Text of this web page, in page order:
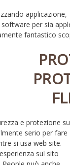
applicazione,
per sia
fantastico
ovunque
funzionalità sul
e protezione su
serio per fare
si usa web site.
sul sito
di persone sul sito
person segnalato is
lui / lei ha violato